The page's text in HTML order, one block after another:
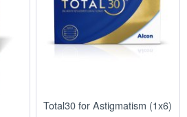
Total30 for Astigmatism (1x6)